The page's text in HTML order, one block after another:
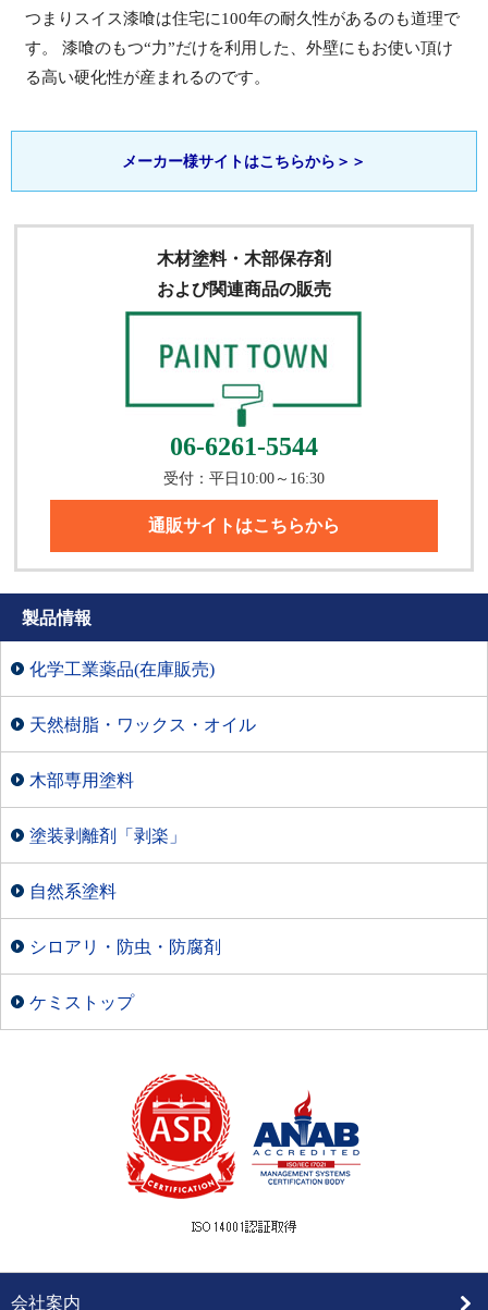
つまりスイス漆喰は住宅に100年の耐久性があるのも道理で
す。 漆喰のもつ“力”だけを利用した、外壁にもお使い頂け
る高い硬化性が産まれるのです。
メーカー様サイトはこちらから＞＞
木材塗料・木部保存剤
および関連商品の販売
06-6261-5544
受付：平日10:00～16:30
通販サイトはこちらから
製品情報
化学工業薬品(在庫販売)
天然樹脂・ワックス・オイル
木部専用塗料
塗装剥離剤「剥楽」
自然系塗料
シロアリ・防虫・防腐剤
ケミストップ
会社案内